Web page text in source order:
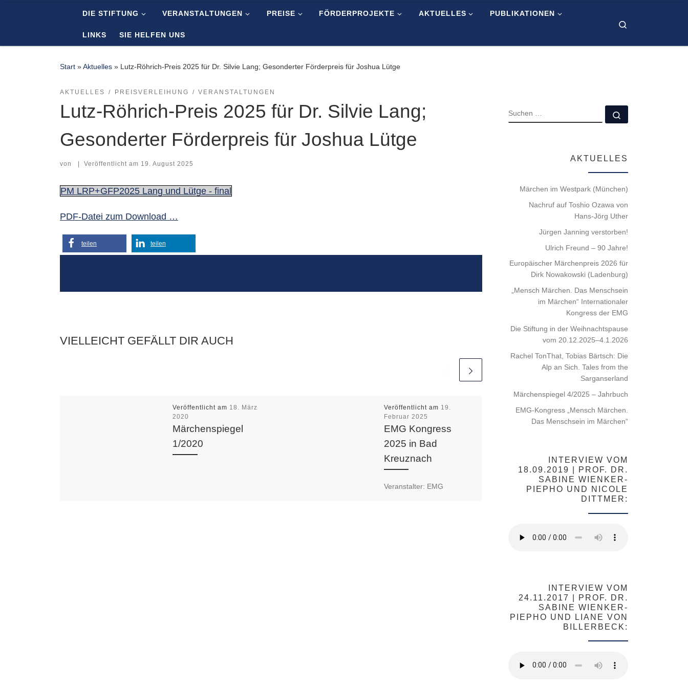
Zum Inhalt springenDIE STIFTUNG VERANSTALTUNGEN PREISE FÖRDERPROJEKTE AKTUELLES PUBLIKATIONEN
LINKS SIE HELFEN UNS
Start »Aktuelles » Lutz-Röhrich-Preis 2025 für Dr. Silvie Lang; Gesonderter Förderpreis für Joshua Lütge
AKTUELLES PREISVERLEIHUNG VERANSTALTUNGEN
Lutz-Röhrich-Preis 2025 für Dr. Silvie Lang;
Gesonderter Förderpreis für Joshua Lütge
von Veröffentlicht am 19. August 2025
PM LRP+GFP2025 Lang und Lütge - final
PDF-Datei zum Download …
teilen teilen
VIELLEICHT GEFÄLLT DIR AUCH
Veröffentlicht am 18. März
2020
Märchenspiegel
1/2020
Veröffentlicht am 19.
Februar 2025
EMG Kongress
2025 in Bad
Kreuznach
Veranstalter: EMG
Veröffentlicht am
Berliner
Märchentage
SUCHE
AKTUELLES
Märchen im Westpark (München)
Nachruf auf Toshio Ozawa von
Hans-Jörg Uther
Jürgen Janning verstorben!
Ulrich Freund – 90 Jahre!
Europäischer Märchenpreis 2026 für
Dirk Nowakowski (Ladenburg)
„Mensch Märchen. Das Menschsein
im Märchen“ Internationaler
Kongress der EMG
Die Stiftung in der Weihnachtspause
vom 20.12.2025–4.1.2026
Rachel TonThat, Tobias Bärtsch: Die
Alp an Sich. Tales from the
Sarganserland
Märchenspiegel 4/2025 – Jahrbuch
EMG-Kongress „Mensch Märchen.
Das Menschsein im Märchen“
INTERVIEW VOM
18.09.2019 | PROF. DR.
SABINE WIENKER-
PIEPHO UND NICOLE
DITTMER:
INTERVIEW VOM
24.11.2017 | PROF. DR.
SABINE WIENKER-
PIEPHO UND LIANE VON
BILLERBECK: